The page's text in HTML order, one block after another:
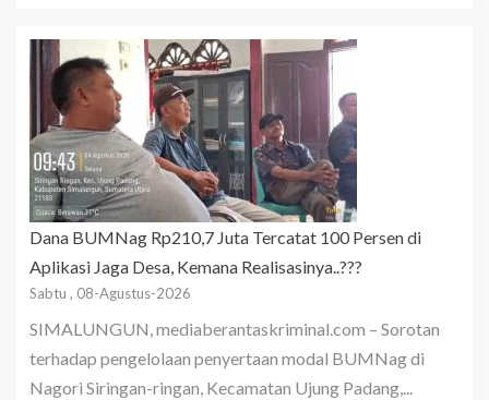
Dana BUMNag Rp210,7 Juta Tercatat 100 Persen di
Aplikasi Jaga Desa, Kemana Realisasinya..???
Sabtu , 08-Agustus-2026
SIMALUNGUN, mediaberantaskriminal.com – Sorotan
terhadap pengelolaan penyertaan modal BUMNag di
Nagori Siringan-ringan, Kecamatan Ujung Padang,...